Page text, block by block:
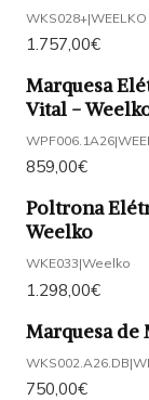
WKS028+|WEELKO
1.757,00€
Marquesa
Vital -
WPF006.1A26|
859,00€
Poltrona
Weelko
WKE033|Weelko
1.298,00€
Marquesa de
WKS002.A26.DB|
750,00€